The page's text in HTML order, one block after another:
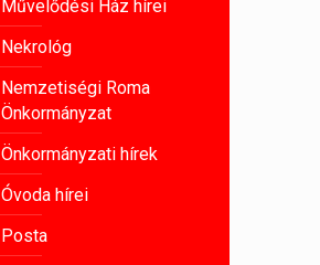
Művelődési Ház hírei
Nekrológ
Nemzetiségi Roma
Önkormányzat
Önkormányzati hírek
Óvoda hírei
Posta